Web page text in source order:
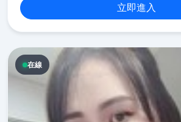
立即進入
在線